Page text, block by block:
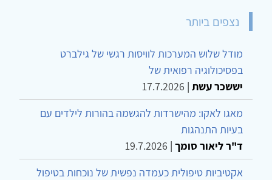
נצפים ביותר
מודל שלוש המערכות לוויסות רגשי של גילברט
בפסיכולוגיה רפואית של
יששכר עשת |
17.7.2026
מאגו לאקו: מהישרדות להגשמה בהורות לילדים עם
בעיות התנהגות
ד"ר ליאור סומך |
19.7.2026
אקטיביות טיפולית כעמדה נפשית של נוכחות בטיפול